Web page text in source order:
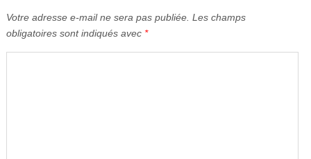
Votre adresse e-mail ne sera pas publiée. Les champs
obligatoires sont indiqués avec *